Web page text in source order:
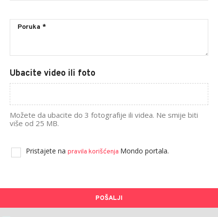
Ubacite video ili foto
Možete da ubacite do 3 fotografije ili videa. Ne smije biti
više od 25 MB.
Pristajete na pravila korišćenja Mondo portala.
POŠALJI